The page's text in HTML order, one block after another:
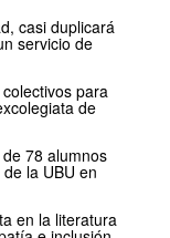
casi duplicará
servicio de
para
de
78 alumnos
la UBU en
en la literatura